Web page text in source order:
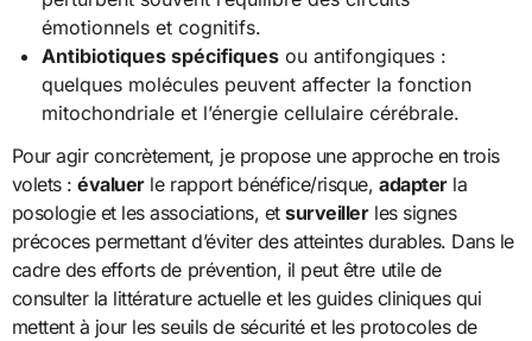
émotionnels et cognitifs.
Antibiotiques spécifiques ou antifongiques :
quelques molécules peuvent affecter la fonction
mitochondriale et l’énergie cellulaire cérébrale.
Pour agir concrètement, je propose une approche en trois
volets :évaluerle rapport bénéfice/risque,adapterla
posologie et les associations, etsurveillerles signes
précoces permettant d’éviter des atteintes durables. Dans le
cadre des efforts de prévention, il peut être utile de
consulter la littérature actuelle et les guides cliniques qui
mettent à jour les seuils de sécurité et les protocoles de